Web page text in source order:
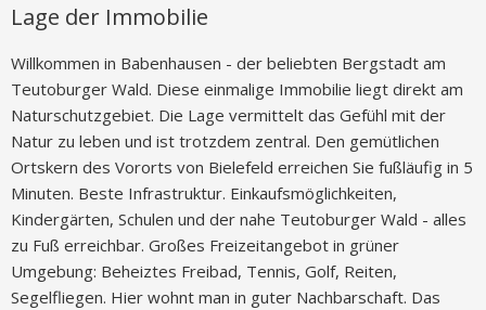
Lage der Immobilie
Willkommen in Babenhausen - der beliebten Bergstadt am
Teutoburger Wald. Diese einmalige Immobilie liegt direkt am
Naturschutzgebiet. Die Lage vermittelt das Gefühl mit der
Natur zu leben und ist trotzdem zentral. Den gemütlichen
Ortskern des Vororts von Bielefeld erreichen Sie fußläufig in 5
Minuten. Beste Infrastruktur. Einkaufsmöglichkeiten,
Kindergärten, Schulen und der nahe Teutoburger Wald - alles
zu Fuß erreichbar. Großes Freizeitangebot in grüner
Umgebung: Beheiztes Freibad, Tennis, Golf, Reiten,
Segelfliegen. Hier wohnt man in guter Nachbarschaft. Das